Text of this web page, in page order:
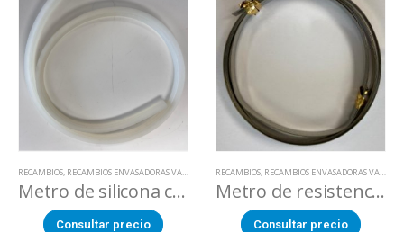
RECAMBIOS, RECAMBIOS ENVASADORAS VACIO
Metro de silicona campana (máquinas de vacío )
Consultar precio
RECAMBIOS, RECAMBIOS ENVASADORAS VACIO
Metro de resistencia de sellado (máquinas de vacío )
Consultar precio